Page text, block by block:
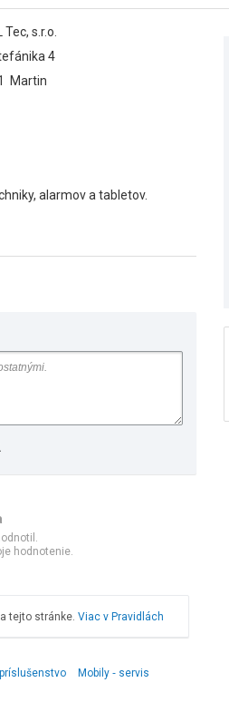
Tec, s.r.o.
4
Martin
alarmov a tabletov.
hodnotenie.
tejto stránke. Viac v Pravidlách
Mobily ‑ servis